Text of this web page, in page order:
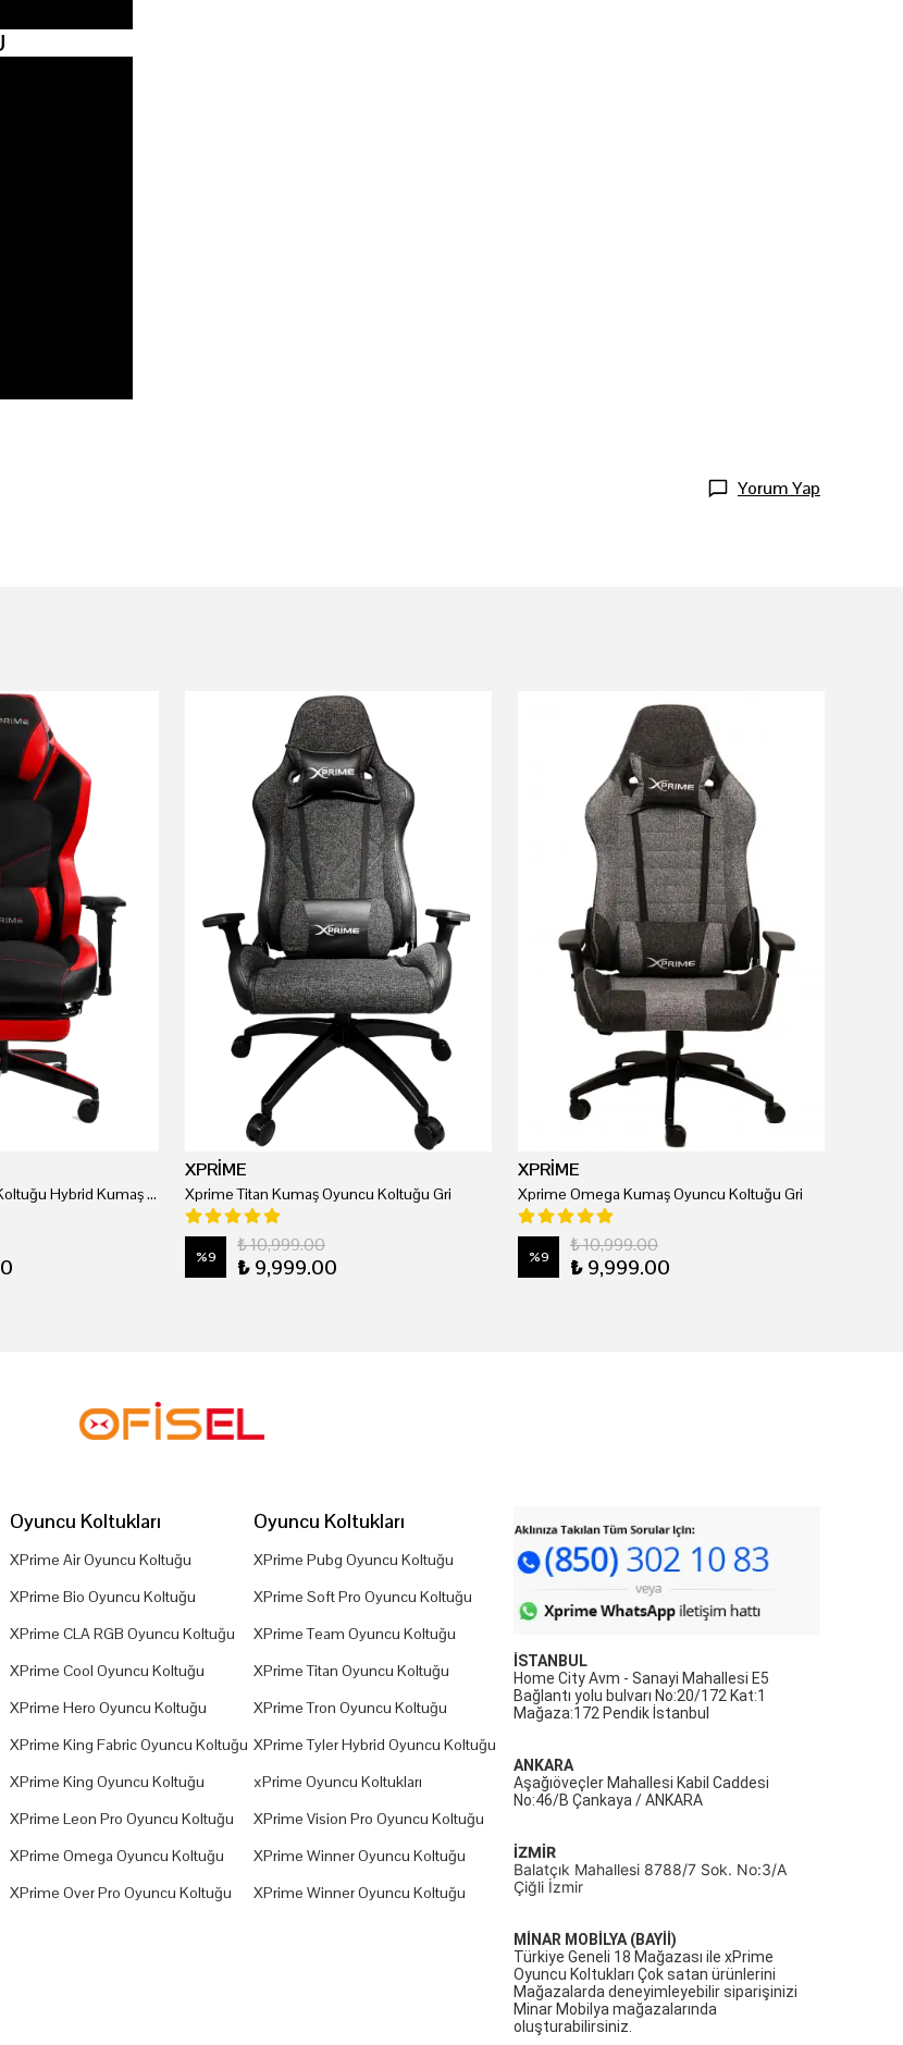
Yorum Yap
Xprime Tyler Oyuncu Koltuğu Hybrid Kumaş Kırmızı
XPRİME
Xprime Titan Kumaş Oyuncu Koltuğu Gri
%9
₺ 10,999.00
₺ 9,999.00
XPRİME
Xprime Omega Kumaş Oyuncu Koltuğu Gri
%9
₺ 10,999.00
₺ 9,999.00
Oyuncu Koltukları
XPrime Air Oyuncu Koltuğu
XPrime Bio Oyuncu Koltuğu
XPrime CLA RGB Oyuncu Koltuğu
XPrime Cool Oyuncu Koltuğu
XPrime Hero Oyuncu Koltuğu
XPrime King Fabric Oyuncu Koltuğu
XPrime King Oyuncu Koltuğu
XPrime Leon Pro Oyuncu Koltuğu
XPrime Omega Oyuncu Koltuğu
XPrime Over Pro Oyuncu Koltuğu
Oyuncu Koltukları
XPrime Pubg Oyuncu Koltuğu
XPrime Soft Pro Oyuncu Koltuğu
XPrime Team Oyuncu Koltuğu
XPrime Titan Oyuncu Koltuğu
XPrime Tron Oyuncu Koltuğu
XPrime Tyler Hybrid Oyuncu Koltuğu
xPrime Oyuncu Koltukları
XPrime Vision Pro Oyuncu Koltuğu
XPrime Winner Oyuncu Koltuğu
XPrime Winner Oyuncu Koltuğu
İSTANBUL
Home City Avm - Sanayi Mahallesi E5
Bağlantı yolu bulvarı No:20/172 Kat:1
Mağaza:172 Pendik İstanbul
ANKARA
Aşağıöveçler Mahallesi Kabil Caddesi
No:46/B Çankaya / ANKARA
İZMİR
Balatçık Mahallesi 8788/7 Sok. No:3/A
Çiğli İzmir
MİNAR MOBİLYA (BAYİİ)
Türkiye Geneli 18 Mağazası ile xPrime
Oyuncu Koltukları Çok satan ürünlerini
Mağazalarda deneyimleyebilir siparişinizi
Minar Mobilya mağazalarında
oluşturabilirsiniz.